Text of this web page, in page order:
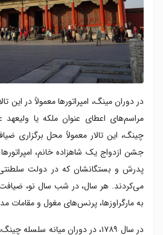
در دوران مینگ، امپراتورها معمولاً در این
مراسم‌های اعطای عنوان ملکه یا
چینگ، این تالار معمولاً محل برگزاری
جشن ازدواج یک شاهزاده خانم، امپراتورها
پدرش و بستگانشان که در دولت
می‌کردند. هر سال، در شب سال نو،
به مارگراوزها، پرنس‌های مغول و مقامات
در سال ۱۷۸۹، در دوران میانه سلسله